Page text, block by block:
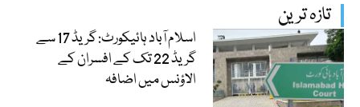
تازہ ترین
اسلام آباد ہائیکورٹ: گریڈ 17 سے
گریڈ 22 تک کے افسران کے
الاؤنس میں اضافہ